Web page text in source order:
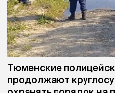
Тюменские
продолжают